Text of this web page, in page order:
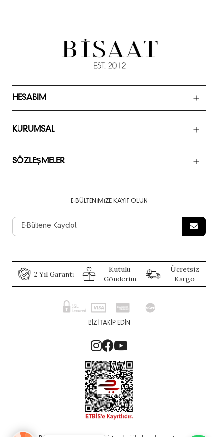
HESABIM
KURUMSAL
SÖZLEŞMELER
E-BÜLTENIMIZE KAYIT OLUN
2 Yıl Garanti
Kutulu
Gönderim
Ücretsiz
Kargo
BIZI TAKIP EDIN